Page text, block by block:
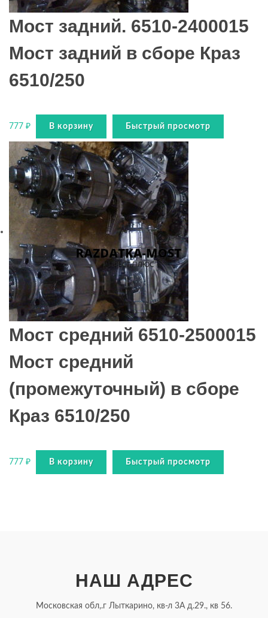
Мост задний. 6510-2400015
Мост задний в сборе Краз
6510/250
777 ₽ В корзину Быстрый просмотр
Мост средний 6510-2500015
Мост средний
(промежуточный) в сборе
Краз 6510/250
777 ₽ В корзину Быстрый просмотр
НАШ АДРЕС
Московская обл,.г Лыткарино, кв-л 3А д.29., кв 56.